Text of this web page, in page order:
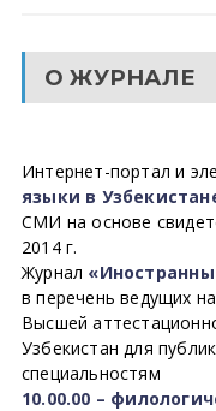
О ЖУРНАЛЕ
Интернет-портал и
языки в
СМИ на основе
2014 г.
Журнал
в перечень ведущих
Высшей
Узбекистан для
специальностям
10.00.00 –